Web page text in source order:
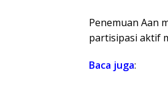
Penemuan Aan
partisipasi aktif
Baca juga: